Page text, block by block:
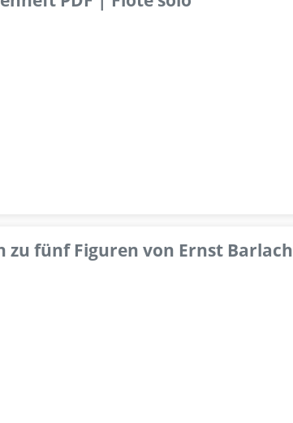
zu fünf Figuren von Ernst Barlach